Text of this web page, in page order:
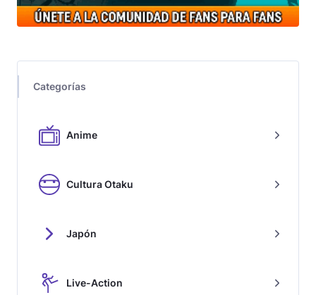
Categorías
Anime
Cultura Otaku
Japón
Live-Action